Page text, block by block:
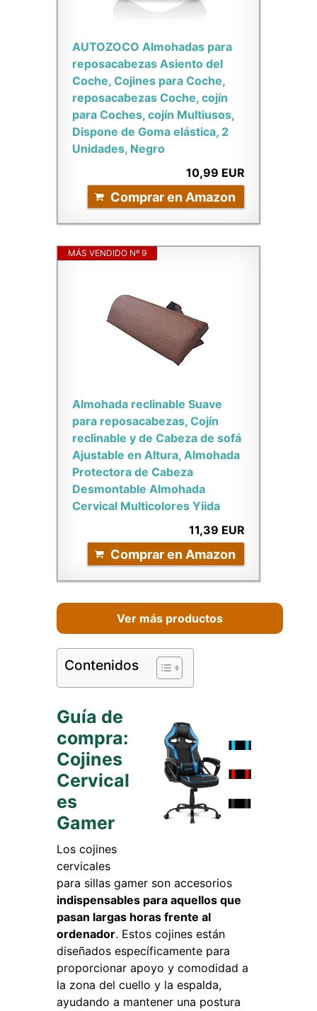
AUTOZOCO Almohadas para
reposacabezas Asiento del
Coche, Cojines para Coche,
reposacabezas Coche, cojín
para Coches, cojín Multiusos,
Dispone de Goma elástica, 2
Unidades, Negro
10,99 EUR
Comprar en Amazon
MÁS VENDIDO Nº 9
Almohada reclinable Suave
para reposacabezas, Cojín
reclinable y de Cabeza de sofá
Ajustable en Altura, Almohada
Protectora de Cabeza
Desmontable Almohada
Cervical Multicolores Yiida
11,39 EUR
Comprar en Amazon
Ver más productos
Contenidos
Guía de
compra:
Cojines
Cervical
es
Gamer
Los cojines
cervicales
para sillas gamer son accesorios
indispensables para aquellos que
pasan largas horas frente al
ordenador. Estos cojines están
diseñados específicamente para
proporcionar apoyo y comodidad a
la zona del cuello y la espalda,
ayudando a mantener una postura